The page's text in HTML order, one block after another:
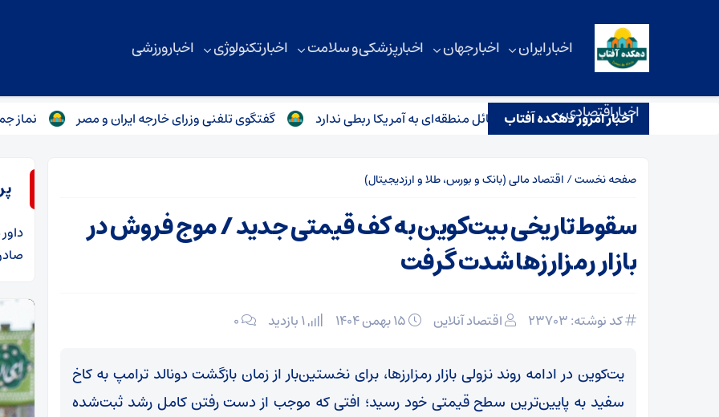
اخبار ایران اخبار جهان اخبار پزشکی و سلامت اخبار تکنولوژی اخبار ورزشی
اخبار اقتصادی
اخبار امروز دهکده آفتاب
کوثری: توانمندی موشکی و مسائل منطقه‌ای به آمریکا ربطی ندارد گفتگوی تلفنی وزرای خارجه ایران و مصر نماز جمعه
صفحه نخست/ اقتصاد مالی (بانک و بورس، طلا و ارزدیجیتال)
سقوط تاریخی بیت‌کوین به کف قیمتی جدید / موج فروش در
بازار رمزارز‌ها شدت گرفت
کد نوشته: 23703 اقتصاد آنلاین ۰
یت‌کوین در ادامه روند نزولی بازار رمزارزها، برای نخستین‌بار از زمان بازگشت دونالد ترامپ به کاخ
سفید به پایین‌ترین سطح قیمتی خود رسید؛ افتی که موجب از دست رفتن کامل رشد ثبت‌شده
داور